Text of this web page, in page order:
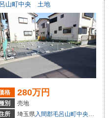
山町中央 土地
格 280万円
別
売地
所
埼玉県入間郡毛呂山町中央３丁目